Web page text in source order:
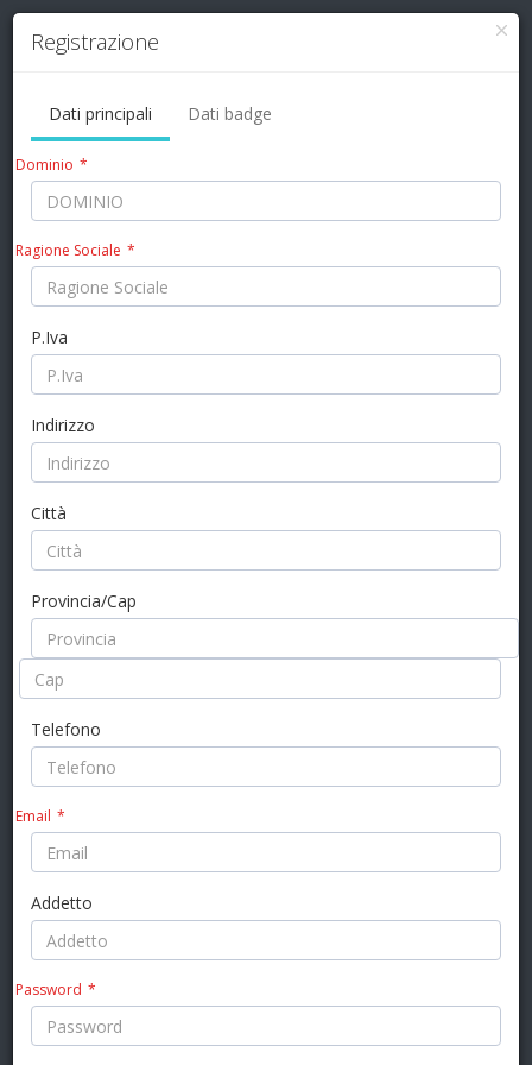
Registrazione
Dati principali Dati badge
Dominio *
Ragione Sociale *
P.Iva
Indirizzo
Città
Provincia/Cap
Telefono
Email *
Addetto
Password *
La nuova frontiera del marketing operativo!